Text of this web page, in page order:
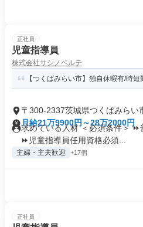
正社員
児童指導員
株式会社サシノベルテ
【つくばみらい市】独自休暇有/時
〒300-2337茨城県つくばみらい
月給21万9900円～28万2000円
求めている人材 ＜必須条件＞
⏩児童指導員任用資格必須...
主婦・主夫歓迎 +17個
正社員